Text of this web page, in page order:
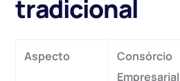
tradicional
Aspecto
Consórcio
Empresarial